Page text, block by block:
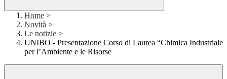
Home >
Novità >
Le notizie >
UNIBO - Presentazione Corso di Laurea “Chimica Industriale
per l’Ambiente e le Risorse